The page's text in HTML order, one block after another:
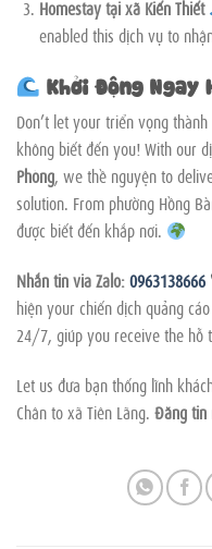
Homestay tại xã Kiến Thiết
enabled this dịch vụ to
Khởi Động Ngay
Don’t let your triển vọng
không biết đến you! With our
Phòng, we thề nguyện to
solution. From phường Hồng
được biết đến khắp nơi.
Nhắn tin via Zalo:0963138666
hiện your chiến dịch quảng
24/7, giúp you receive the hỗ
Let us đưa bạn thống lĩnh
Chân to xã Tiên Lãng. Đăng tin